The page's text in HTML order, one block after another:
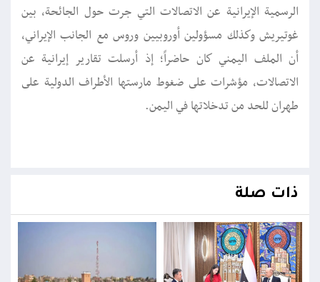
الرسمية الإيرانية عن الاتصالات التي جرت حول الجائحة، بين
غوتيريش وكذلك مسؤولين أوروبيين وروس مع الجانب الإيراني،
أن الملف اليمني كان حاضراً؛ إذ أرسلت تقارير إيرانية عن
الاتصالات، مؤشرات على ضغوط مارستها الأطراف الدولية على
طهران للحد من تدخلاتها في اليمن.
ذات صلة